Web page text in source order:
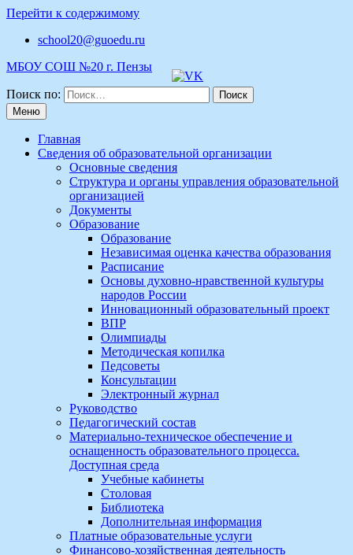
Перейти к содержимому
school20@guoedu.ru
МБОУ СОШ №20 г. Пензы
Поиск по:
Меню
Главная
Сведения об образовательной организации
Основные сведения
Структура и органы управления образовательной
организацией
Документы
Образование
Образование
Независимая оценка качества образования
Расписание
Основы духовно-нравственной культуры
народов России
Инновационный образовательный проект
ВПР
Олимпиады
Методическая копилка
Педсоветы
Консультации
Электронный журнал
Руководство
Педагогический состав
Материально-техническое обеспечение и
оснащенность образовательного процесса.
Доступная среда
Учебные кабинеты
Столовая
Библиотека
Дополнительная информация
Платные образовательные услуги
Финансово-хозяйственная деятельность